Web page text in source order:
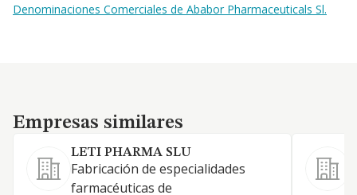
Denominaciones Comerciales de Ababor Pharmaceuticals Sl.
Empresas similares
Empresas similares
LETI PHARMA SLU
Fabricación de especialidades
farmacéuticas de